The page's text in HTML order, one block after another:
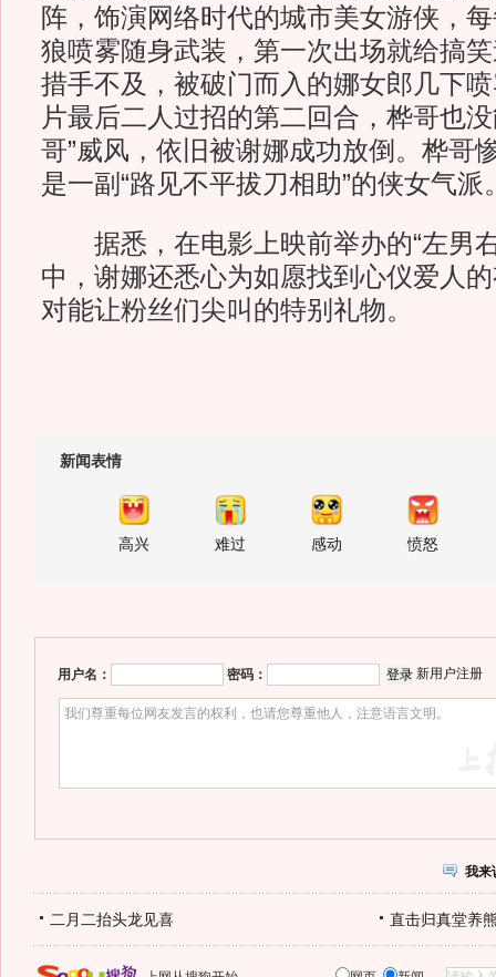
阵，饰演网络时代的城市美女游侠，
狼喷雾随身武装，第一次出场就给搞笑
措手不及，被破门而入的娜女郎几下
片最后二人过招的第二回合，桦哥也
哥”威风，依旧被谢娜成功放倒。桦哥
是一副“路见不平拔刀相助”的侠女气派
据悉，在电影上映前举办的“左男
中，谢娜还悉心为如愿找到心仪爱人
对能让粉丝们尖叫的特别礼物。
新闻表情
高兴 难过 感动 愤怒
用户名： 密码： 新用户注册
我来
二月二抬头龙见喜 直击归真堂养